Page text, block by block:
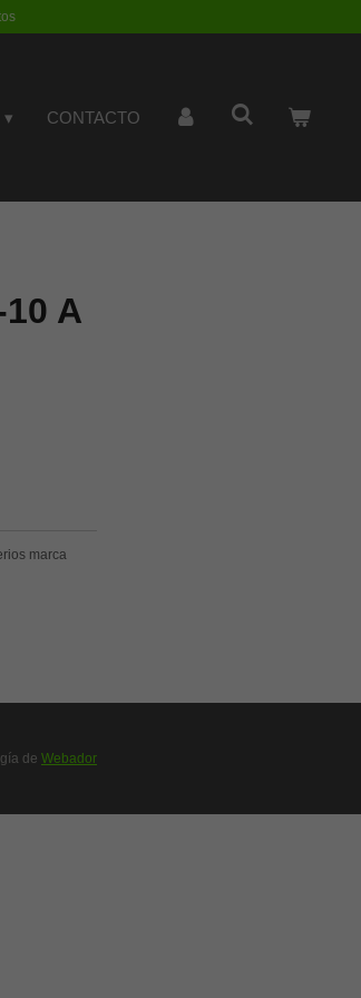
CONTACTO
A
marca
de Webador